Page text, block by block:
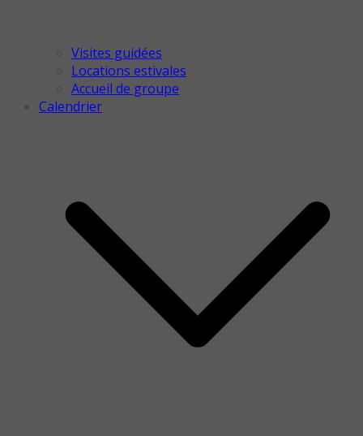
Visites guidées
Locations estivales
Accueil de groupe
Calendrier